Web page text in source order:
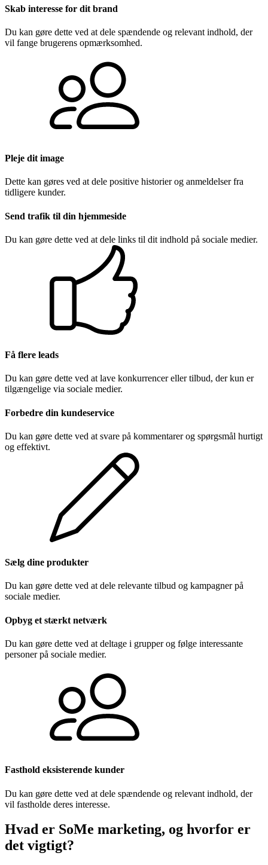
Skab interesse for dit brand
Du kan gøre dette ved at dele spændende og relevant indhold, der
vil fange brugerens opmærksomhed.
Pleje dit image
Dette kan gøres ved at dele positive historier og anmeldelser fra
tidligere kunder.
Send trafik til din hjemmeside
Du kan gøre dette ved at dele links til dit indhold på sociale medier.
Få flere leads
Du kan gøre dette ved at lave konkurrencer eller tilbud, der kun er
tilgængelige via sociale medier.
Forbedre din kundeservice
Du kan gøre dette ved at svare på kommentarer og spørgsmål hurtigt
og effektivt.
Sælg dine produkter
Du kan gøre dette ved at dele relevante tilbud og kampagner på
sociale medier.
Opbyg et stærkt netværk
Du kan gøre dette ved at deltage i grupper og følge interessante
personer på sociale medier.
Fasthold eksisterende kunder
Du kan gøre dette ved at dele spændende og relevant indhold, der
vil fastholde deres interesse.
Hvad er SoMe marketing, og hvorfor er
det vigtigt?